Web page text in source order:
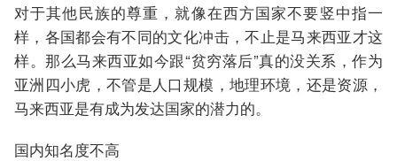
对于其他民族的尊重，就像在西方国家不要竖中指一
样，各国都会有不同的文化冲击，不止是马来西亚才这
样。那么马来西亚如今跟“贫穷落后”真的没关系，作为
亚洲四小虎，不管是人口规模，地理环境，还是资源，
马来西亚是有成为发达国家的潜力的。
国内知名度不高